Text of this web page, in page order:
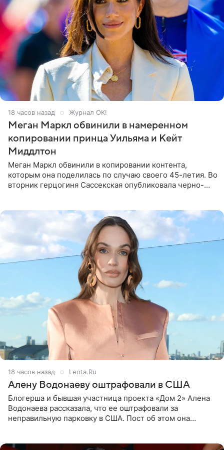
18 часов назад Журнал OK!
Меган Маркл обвинили в намеренном
копировании принца Уильяма и Кейт
Миддлтон
Меган Маркл обвинили в копировании контента,
которым она поделилась по случаю своего 45-летия. Во
вторник герцогиня Сассекская опубликовала черно-
18 часов назад Lenta.Ru
Алену Водонаеву оштрафовали в США
Блогерша и бывшая участница проекта «Дом 2» Алена
Водонаева рассказала, что ее оштрафовали за
неправильную парковку в США. Пост об этом она